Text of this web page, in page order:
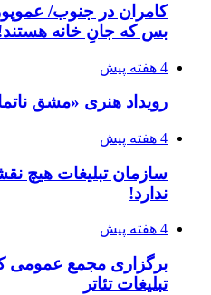
کامران در جنوب/
بس که جانِ خانه
4 هفته پیش
رویداد هنری «مشق
4 هفته پیش
سازمان تبلیغات هیچ
ندارد!
4 هفته پیش
برگزاری مجمع عمومی
تبلیغات تئاتر